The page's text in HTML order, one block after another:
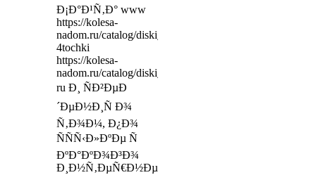
Ð¡Ð°Ð¹Ñ‚Ð° www
https://kolesa-
nadom.ru/catalog/diski_legkovy/model/367561/
4tochki
https://kolesa-
nadom.ru/catalog/diski_legkovy/model/278994/
ru Ð¸ ÑÐ²ÐµÐ
´ÐµÐ½Ð¸Ñ Ð¾
Ñ‚Ð¾Ð¼, Ð¿Ð¾
ÑÑÑ‹Ð»ÐºÐµ Ñ
ÐºÐ°ÐºÐ¾Ð³Ð¾
Ð¸Ð½Ñ‚ÐµÑ€Ð½ÐµÑ‚-